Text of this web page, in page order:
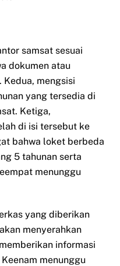
samsat sesuai
dokumen atau
mengsisi
yang tersedia di
Ketiga,
di isi tersebut ke
bahwa loket berbeda
5 tahunan serta
menunggu
yang diberikan
menyerahkan
informasi
menunggu